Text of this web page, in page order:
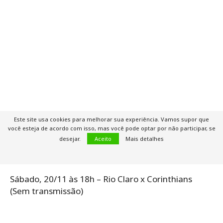
Pato Basquete (Sem transmissão)
Sábado, 20/11 às 16h10 – Flamengo x Minas Tênis
Sábado, 20/11 às 18h – Rio Claro x Corinthians
(Sem transmissão)
Este site usa cookies para melhorar sua experiência. Vamos supor que
você esteja de acordo com isso, mas você pode optar por não participar, se
desejar.
Aceito Mais detalhes